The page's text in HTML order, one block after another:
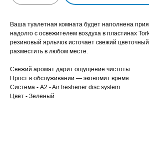
Ваша туалетная комната будет наполнена
надолго с освежителем воздуха в пластинах
резиновый ярлычок источает свежий цветочный
разместить в любом месте.
Свежий аромат дарит ощущение чистоты
Прост в обслуживании — экономит время
Система - A2 - Air freshener disc system
Цвет - Зеленый